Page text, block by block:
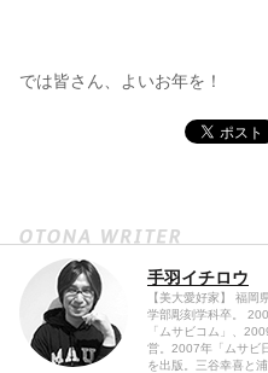
では皆さん、よいお年を！
手羽イチロウ
【美大愛好家】 福岡
学部彫刻学科卒。
「ムサビコム」、
営。2007年「ムサビ
を出版。三谷幸喜と